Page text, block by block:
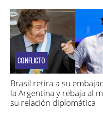
CONFLICTO
Brasil retira a su
la Argentina y rebaja al
su relación diplomática